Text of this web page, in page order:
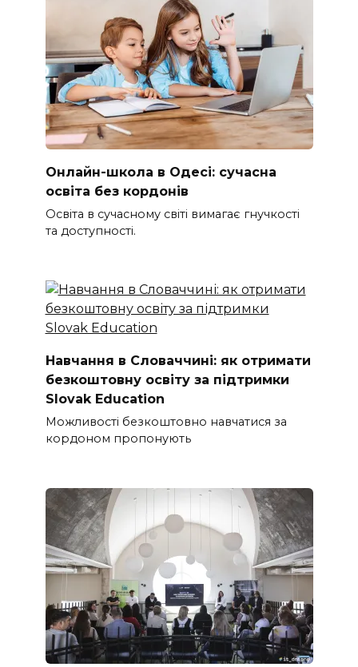
Онлайн-школа в Одесі: сучасна
освіта без кордонів
Освіта в сучасному світі вимагає гнучкості
та доступності.
Навчання в Словаччині: як отримати
безкоштовну освіту за підтримки
Slovak Education
Можливості безкоштовно навчатися за
кордоном пропонують